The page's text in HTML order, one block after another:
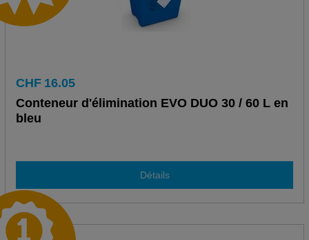
CHF 16.05
Conteneur d'élimination EVO DUO 30 / 60 L en
bleu
Détails